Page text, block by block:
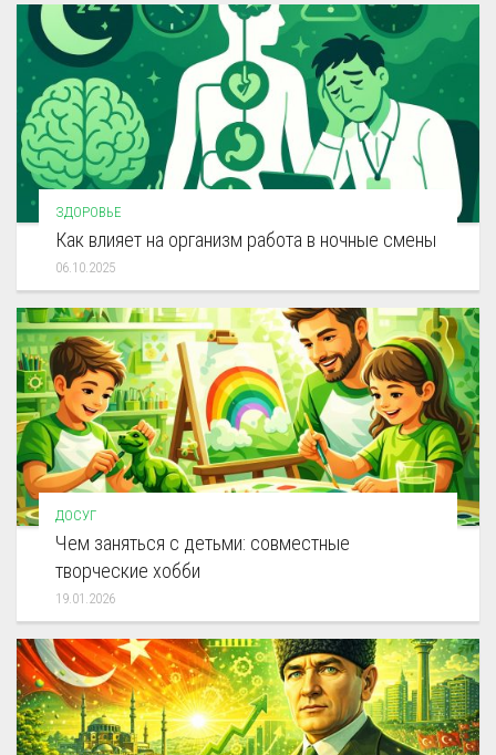
ЗДОРОВЬЕ
Как влияет на организм работа в ночные смены
06.10.2025
ДОСУГ
Чем заняться с детьми: совместные
творческие хобби
19.01.2026